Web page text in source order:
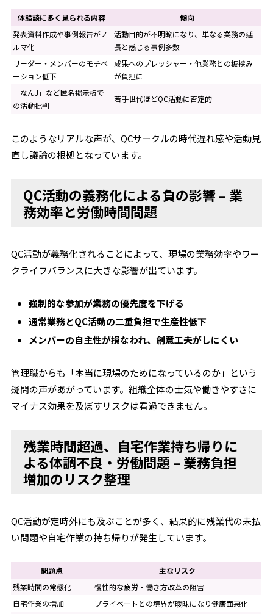
体験談に多く見られる内容
傾向
発表資料作成や事例報告がノ
ルマ化
活動目的が不明瞭になり、単なる業務の延
長と感じる事例多数
リーダー・メンバーのモチベ
ーション低下
成果へのプレッシャー・他業務との板挟み
が負担に
「なんJ」など匿名掲示板で
の活動批判
若手世代ほどQC活動に否定的
このようなリアルな声が、QCサークルの時代遅れ感や活動見
直し議論の根拠となっています。
QC活動の義務化による負の影響 – 業
務効率と労働時間問題
QC活動が義務化されることによって、現場の業務効率やワー
クライフバランスに大きな影響が出ています。
強制的な参加が業務の優先度を下げる
通常業務とQC活動の二重負担で生産性低下
メンバーの自主性が損なわれ、創意工夫がしにくい
管理職からも「本当に現場のためになっているのか」という
疑問の声があがっています。組織全体の士気や働きやすさに
マイナス効果を及ぼすリスクは看過できません。
残業時間超過、自宅作業持ち帰りに
よる体調不良・労働問題 – 業務負担
増加のリスク整理
QC活動が定時外にも及ぶことが多く、結果的に残業代の未払
い問題や自宅作業の持ち帰りが発生しています。
問題点
主なリスク
残業時間の常態化
慢性的な疲労・働き方改革の阻害
自宅作業の増加
プライベートとの境界が曖昧になり健康面悪化